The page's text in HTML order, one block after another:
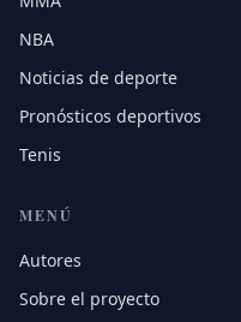
NBA
Noticias de deporte
Pronósticos deportivos
Tenis
MENÚ
Autores
Sobre el proyecto